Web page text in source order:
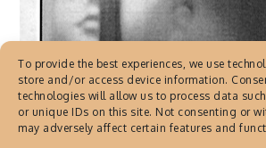
To provide the best experiences, we use
store and/or access device information.
technologies will allow us to process data
or unique IDs on this site. Not consenting or
may adversely affect certain features and